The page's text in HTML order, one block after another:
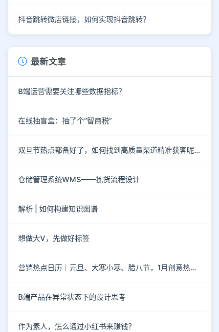
抖音跳转微店链接，如何实现抖音跳转？
最新文章
B端运营需要关注哪些数据指标？
在线抽盲盒：抽了个“智商税”
双旦节热点都备好了，如何找到高质量渠道精准获客呢？
仓储管理系统WMS——拣货流程设计
解析 | 如何构建知识图谱
想做大V，先做好标签
营销热点日历｜元旦、大寒小寒、腊八节，1月创意热点都在这
B端产品在异常状态下的设计思考
作为素人，怎么通过小红书来赚钱？